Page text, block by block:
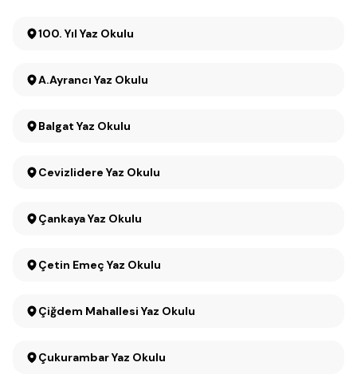
100. Yıl Yaz Okulu
A.Ayrancı Yaz Okulu
Balgat Yaz Okulu
Cevizlidere Yaz Okulu
Çankaya Yaz Okulu
Çetin Emeç Yaz Okulu
Çiğdem Mahallesi Yaz Okulu
Çukurambar Yaz Okulu